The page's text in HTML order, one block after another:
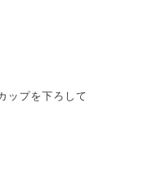
ップを下ろして